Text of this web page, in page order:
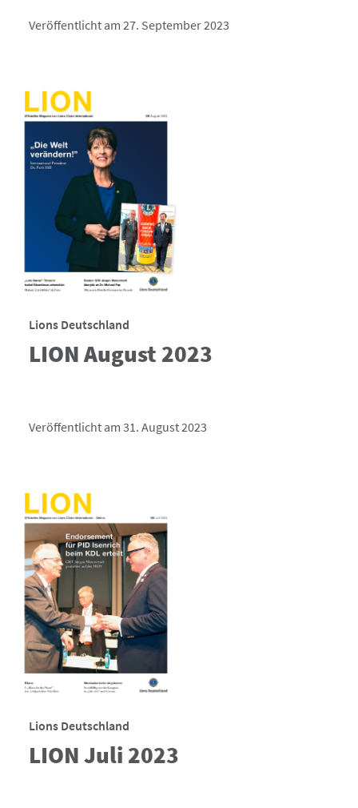
Veröffentlicht am 27. September 2023
Lions Deutschland
LION August 2023
Veröffentlicht am 31. August 2023
Lions Deutschland
LION Juli 2023